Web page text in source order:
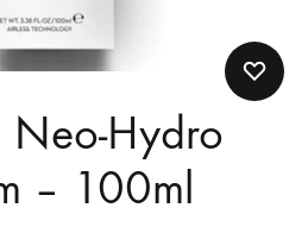
Hydro
– 100ml